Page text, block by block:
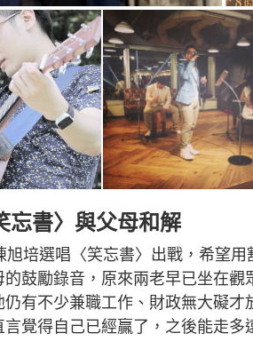
忘書〉與父母和解
旭培選唱〈笑忘書〉出戰，希望
鼓勵錄音，原來兩老早已坐在
仍有不少兼職工作、財政無大礙
覺得自己已經贏了，之後能走多